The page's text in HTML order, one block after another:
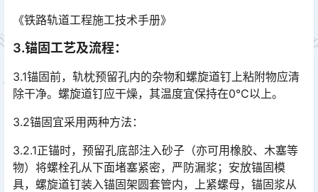
《铁路轨道工程施工技术手册》
3.锚固工艺及流程：
3.1锚固前，轨枕预留孔内的杂物和螺旋道钉上粘附物应清
除干净。螺旋道钉应干燥，其温度宜保持在0℃以上。
3.2锚固宜采用两种方法：
3.2.1正锚时，预留孔底部注入砂子（亦可用橡胶、木塞等
物）将螺栓孔从下面堵塞紧密，严防漏浆；安放锚固模
具，螺旋道钉装入锚固架圆套管内，上紧螺母，锚固浆从